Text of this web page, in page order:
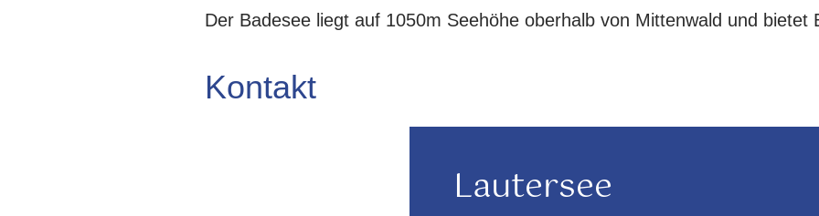
Der Badesee liegt auf 1050m Seehöhe oberhalb von Mittenwald und bietet
Kontakt
Lautersee